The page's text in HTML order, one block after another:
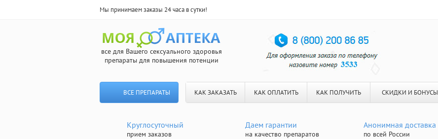
Мы принимаем заказы 24 часа в сутки!
все для Вашего сексуального здоровья
препараты для повышения потенции
ВСЕ ПРЕПАРАТЫ КАК ЗАКАЗАТЬ КАК ОПЛАТИТЬ КАК ПОЛУЧИТЬ СКИДКИ И БОНУСЫ
Круглосуточный
прием заказов
Даем гарантии
на качество препаратов
Анонимная доставка
по всей России